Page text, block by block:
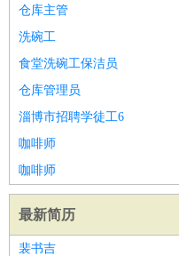
仓库主管
洗碗工
食堂洗碗工保洁员
仓库管理员
淄博市招聘学徒工6
咖啡师
咖啡师
最新简历
裴书吉